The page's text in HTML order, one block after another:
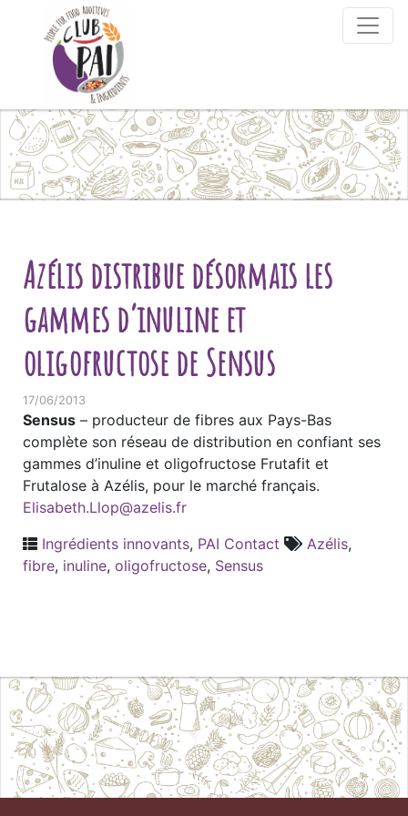
Skip to content
Azélis distribue désormais les
gammes d’inuline et
oligofructose de Sensus
17/06/2013
Sensus – producteur de fibres aux Pays-Bas
complète son réseau de distribution en confiant ses
gammes d’inuline et oligofructose Frutafit et
Frutalose à Azélis, pour le marché français.
Elisabeth.Llop@azelis.fr
Ingrédients innovants, PAI Contact Azélis,
fibre, inuline, oligofructose, Sensus